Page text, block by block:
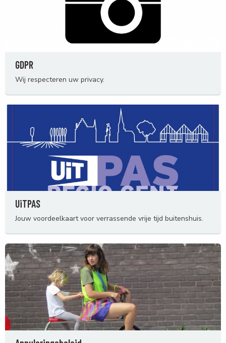
GDPR
Wij respecteren uw privacy.
UiTPAS
Jouw voordeelkaart voor verrassende vrije tijd buitenshuis.